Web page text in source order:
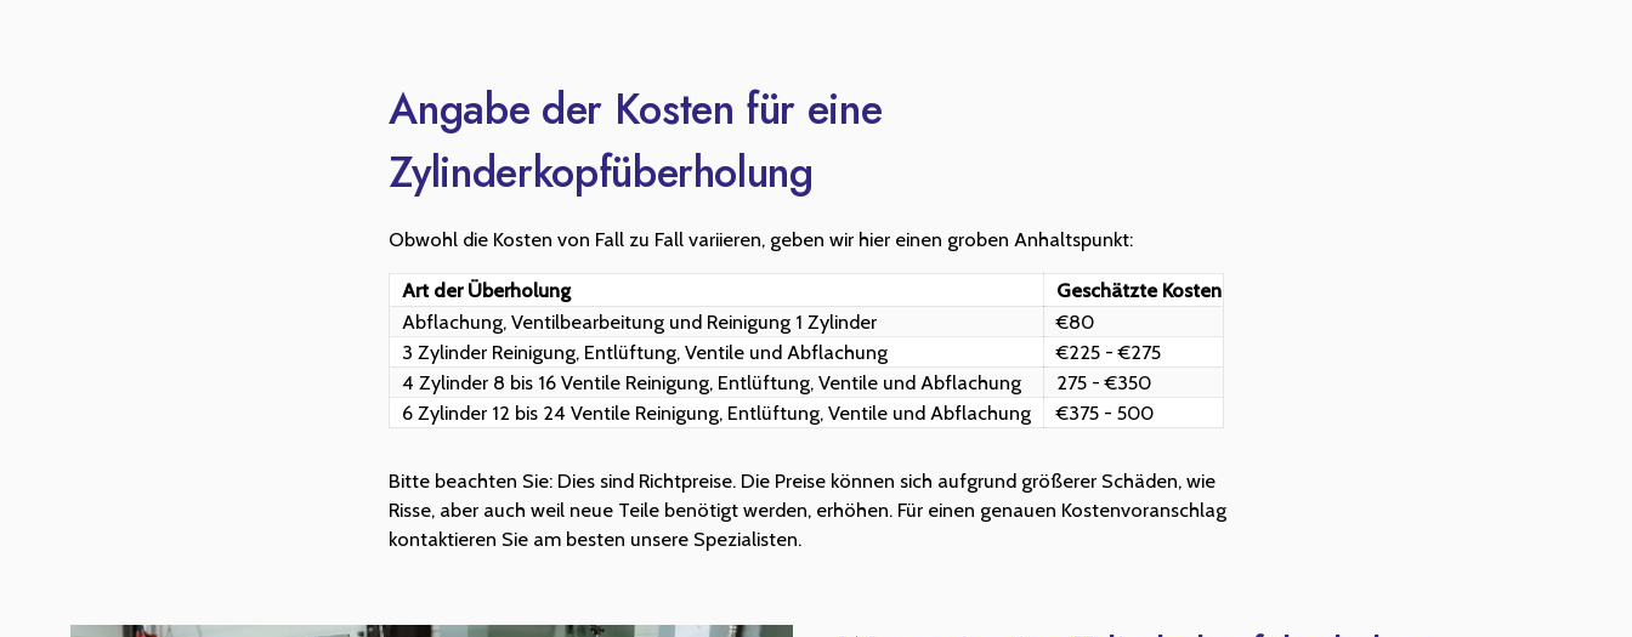
Angabe der Kosten für eine
Zylinderkopfüberholung
Obwohl die Kosten von Fall zu Fall variieren, geben wir hier einen groben Anhaltspunkt:
Art der Überholung
Geschätzte Kosten
Abflachung, Ventilbearbeitung und Reinigung 1 Zylinder
€80
3 Zylinder Reinigung, Entlüftung, Ventile und Abflachung
€225 - €275
4 Zylinder 8 bis 16 Ventile Reinigung, Entlüftung, Ventile und Abflachung
275 - €350
6 Zylinder 12 bis 24 Ventile Reinigung, Entlüftung, Ventile und Abflachung
€375 - 500
Bitte beachten Sie: Dies sind Richtpreise. Die Preise können sich aufgrund größerer Schäden, wie
Risse, aber auch weil neue Teile benötigt werden, erhöhen. Für einen genauen Kostenvoranschlag
kontaktieren Sie am besten unsere Spezialisten.